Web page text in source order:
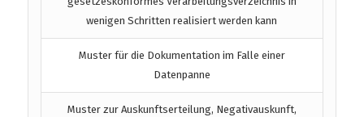
wenigen Schritten realisiert werden kann
Muster für die Dokumentation im Falle einer
Datenpanne
Muster zur Auskunftserteilung, Negativauskunft,